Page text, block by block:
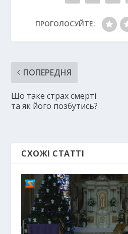
ПРОГОЛОСУЙТЕ:
ПОПЕРЕДНЯ
Що таке страх смерті
та як його позбутись?
СХОЖІ СТАТТІ